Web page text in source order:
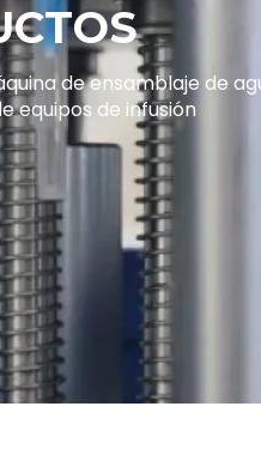
de ensamblaje de
equipos de infusión